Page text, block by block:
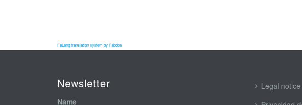
FaLang translation system by Faboba
Newsletter
Name
Legal notice